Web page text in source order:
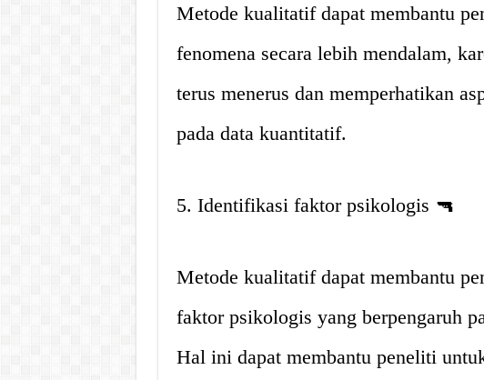
Metode kualitatif dapat membantu
fenomena secara lebih mendalam,
terus menerus dan memperhatikan
pada data kuantitatif.
5. Identifikasi faktor psikologis 🔫
Metode kualitatif dapat membantu
faktor psikologis yang berpengaruh
Hal ini dapat membantu peneliti